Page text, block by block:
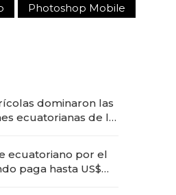
Photoshop Mobile
dominaron las
ecuatorianas de la
ecuatoriano por el
paga hasta US$